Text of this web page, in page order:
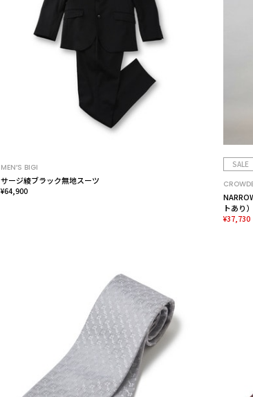
MEN’S BIGI
サージ綾ブラック無地スーツ
¥64,900
SALE
トあり）
¥37,730